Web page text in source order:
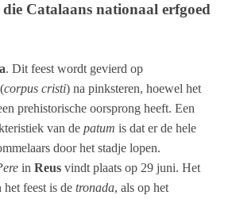
die Catalaans nationaal erfgoed
. Dit feest wordt gevierd op
corpus cristi) na pinksteren, hoewel het
prehistorische oorsprong heeft. Een
van de patum is dat er de hele
door het stadje lopen.
in Reus vindt plaats op 29 juni. Het
feest is de tronada, als op het